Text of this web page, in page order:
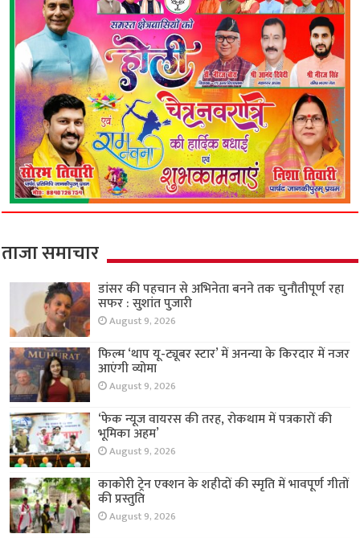
ताजा समाचार
डांसर की पहचान से अभिनेता बनने तक चुनौतीपूर्ण रहा
सफर : सुशांत पुजारी
August 9, 2026
फिल्म ‘थाप यू-ट्यूबर स्टार’ में अनन्या के किरदार में नजर
आएंगी व्योमा
August 9, 2026
‘फेक न्यूज वायरस की तरह, रोकथाम में पत्रकारों की
भूमिका अहम’
August 9, 2026
काकोरी ट्रेन एक्शन के शहीदों की स्मृति में भावपूर्ण गीतों
की प्रस्तुति
August 9, 2026